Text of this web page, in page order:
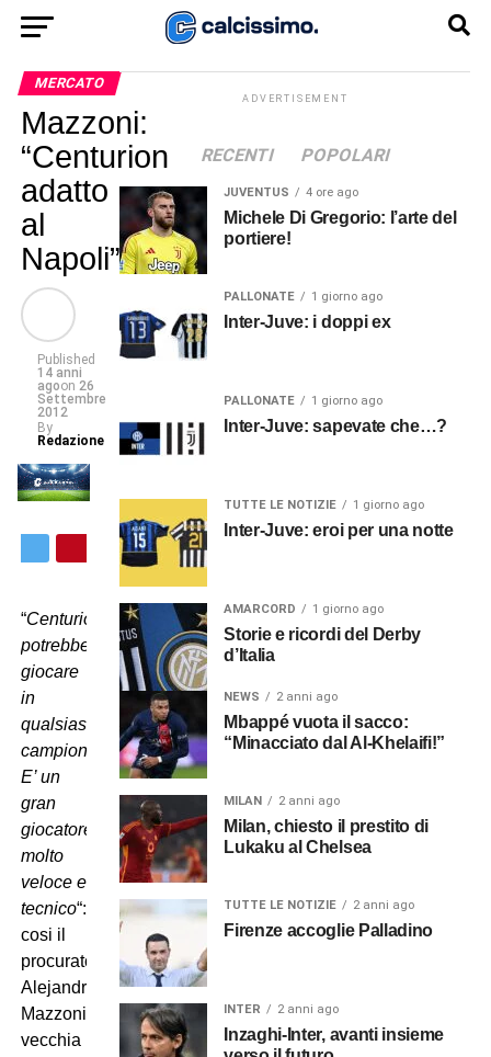
MERCATO
Mazzoni:
“Centurion
adatto
al
Napoli”
Published
14 anni
agoon 26
Settembre
2012
By
Redazione
“Centurion
potrebbe
giocare
in
qualsiasi
campionato.
E’ un
gran
giocatore,
molto
veloce e
tecnico“:
cosi il
procuratore
Alejandro
Mazzoni,
vecchia
ADVERTISEMENT
RECENTI POPOLARI
JUVENTUS 4 ore ago
Michele Di Gregorio: l’arte del
portiere!
PALLONATE 1 giorno ago
Inter-Juve: i doppi ex
PALLONATE 1 giorno ago
Inter-Juve: sapevate che…?
TUTTE LE NOTIZIE 1 giorno ago
Inter-Juve: eroi per una notte
AMARCORD 1 giorno ago
Storie e ricordi del Derby
d’Italia
NEWS 2 anni ago
Mbappé vuota il sacco:
“Minacciato dal Al-Khelaifi!”
MILAN 2 anni ago
Milan, chiesto il prestito di
Lukaku al Chelsea
TUTTE LE NOTIZIE 2 anni ago
Firenze accoglie Palladino
INTER 2 anni ago
Inzaghi-Inter, avanti insieme